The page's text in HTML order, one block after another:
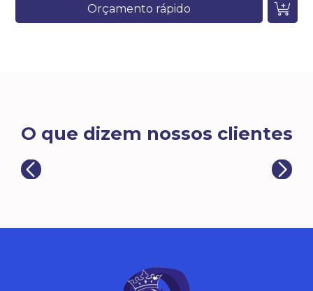
Orçamento rápido
O que dizem nossos clientes